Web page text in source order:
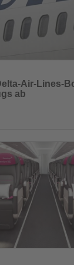
Air-Lines-
ab
20.08.2025